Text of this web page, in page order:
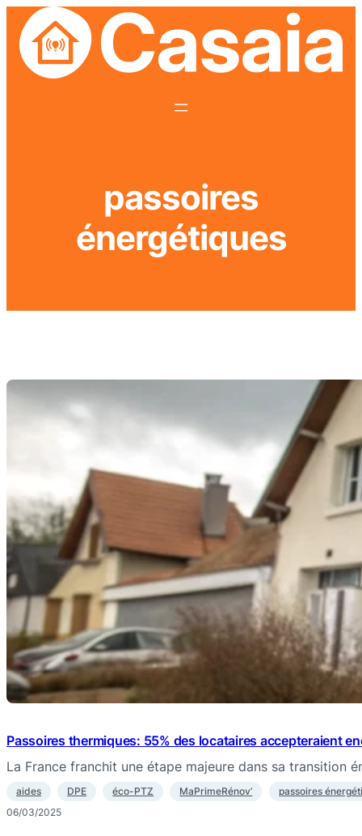
Aller
au
contenu
passoires
énergétiques
Passoires thermiques: 55% des locataires accepteraient
La France franchit une étape majeure dans sa transition
aides DPE éco-PTZ MaPrimeRénov’
passoires
06/03/2025